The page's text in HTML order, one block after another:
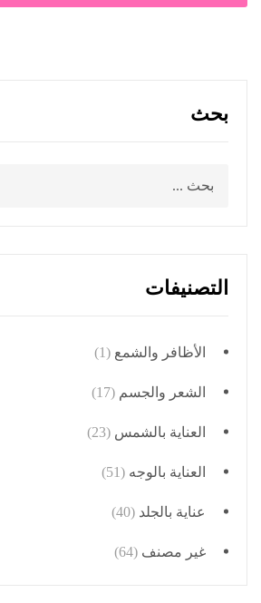
بحث
التصنيفات
الأظافر والشمع (1)
الشعر والجسم (17)
العناية بالشمس (23)
العناية بالوجه (51)
عناية بالجلد (40)
غير مصنف (64)